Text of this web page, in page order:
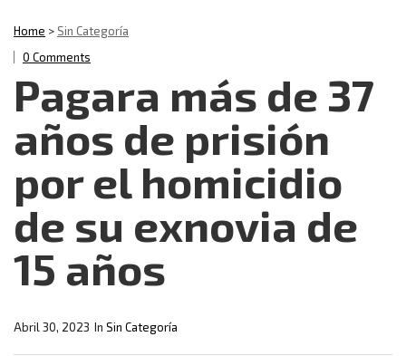
Home > Sin Categoría
0 Comments
Pagara más de 37
años de prisión
por el homicidio
de su exnovia de
15 años
In Sin Categoría
Abril 30, 2023